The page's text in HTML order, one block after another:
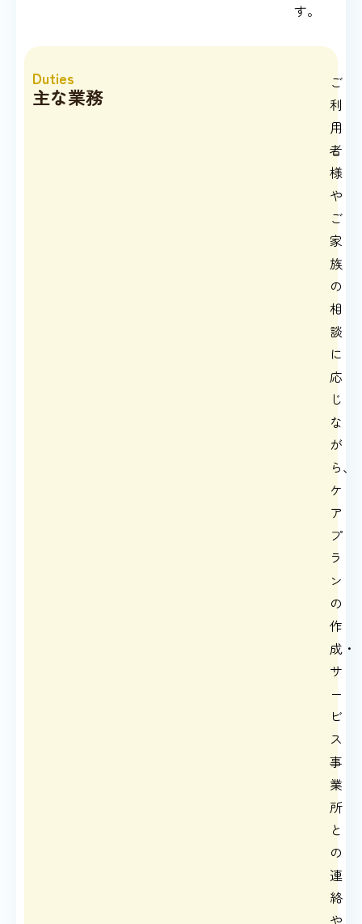
す。
Duties
主な業務
ご
利
用
者
様
や
ご
家
族
の
相
談
に
応
じ
な
が
ら、
ケ
ア
プ
ラ
ン
の
作
成・
サ
ー
ビ
ス
事
業
所
と
の
連
絡
や